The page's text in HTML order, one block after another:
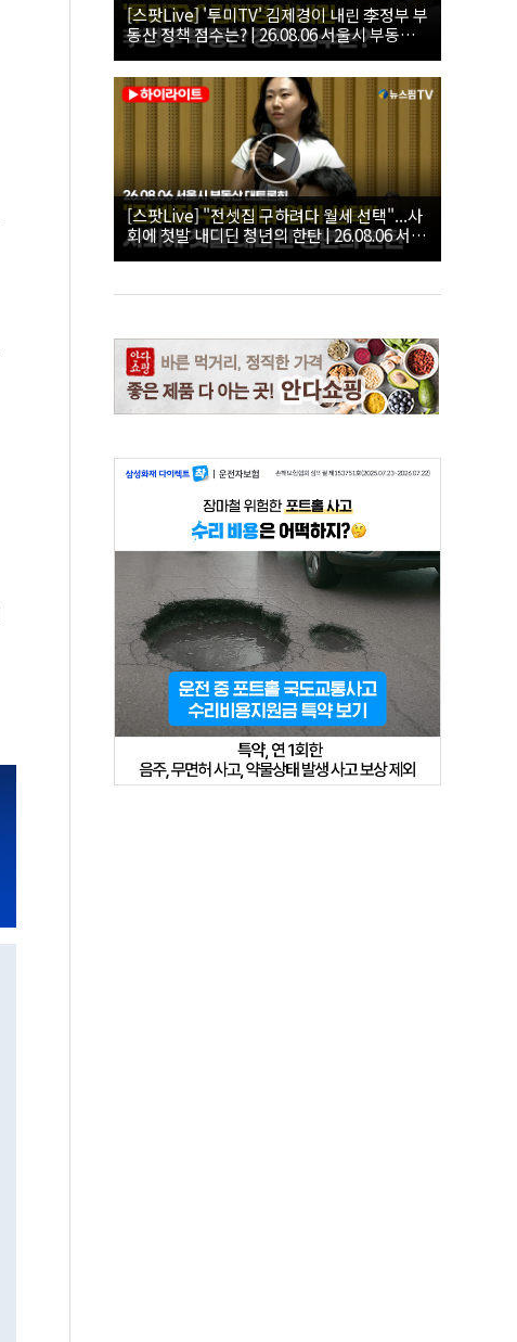
[스팟Live] '투미TV' 김제경이 내린 李정부 부
동산 정책 점수는? | 26.08.06 서울시 부동산
대토론회
[스팟Live] "전셋집 구하려다 월세 선택"...사
회에 첫발 내디딘 청년의 한탄 | 26.08.06 서울
시 부동산 대토론회